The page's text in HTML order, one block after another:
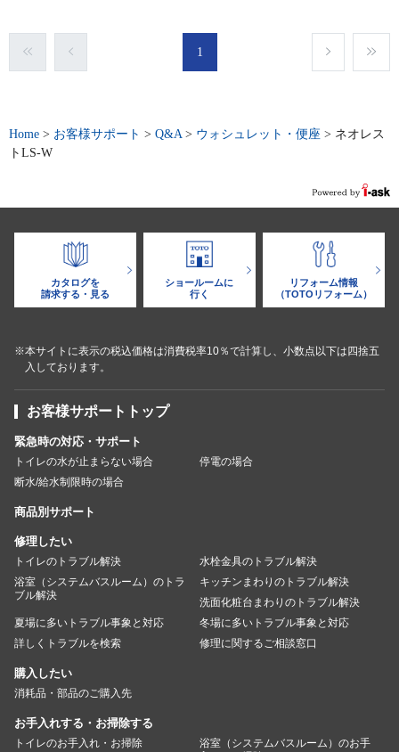
1
Home > お客様サポート > Q&A> ウォシュレット・便座 > ネオレス
トLS-W
カタログを
請求する・見る
ショールームに
行く
リフォーム情報
（TOTOリフォーム）
※本サイトに表示の税込価格は消費税率10％で計算し、小数点以下は四捨五
入しております。
お客様サポートトップ
緊急時の対応・サポート
トイレの水が止まらない場合
停電の場合
断水/給水制限時の場合
商品別サポート
修理したい
トイレのトラブル解決
水栓金具のトラブル解決
浴室（システムバスルーム）のトラ
ブル解決
キッチンまわりのトラブル解決
洗面化粧台まわりのトラブル解決
夏場に多いトラブル事象と対応
冬場に多いトラブル事象と対応
詳しくトラブルを検索
修理に関するご相談窓口
購入したい
消耗品・部品のご購入先
お手入れする・お掃除する
トイレのお手入れ・お掃除
浴室（システムバスルーム）のお手